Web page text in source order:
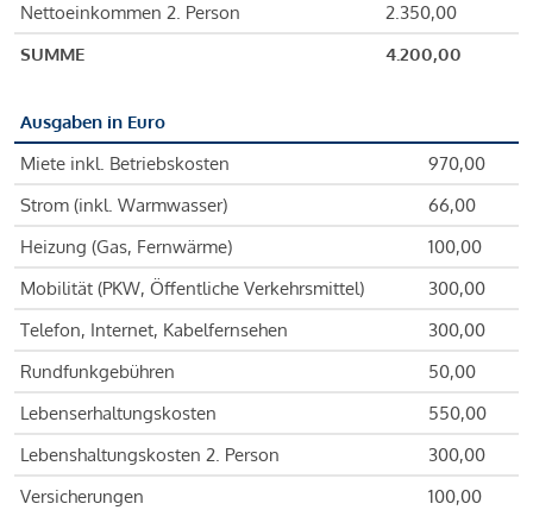
Nettoeinkommen 2. Person
2.350,00
SUMME
4.200,00
Ausgaben in Euro
Miete inkl. Betriebskosten
970,00
Strom (inkl. Warmwasser)
66,00
Heizung (Gas, Fernwärme)
100,00
Mobilität (PKW, Öffentliche Verkehrsmittel)
300,00
Telefon, Internet, Kabelfernsehen
300,00
Rundfunkgebühren
50,00
Lebenserhaltungskosten
550,00
Lebenshaltungskosten 2. Person
300,00
Versicherungen
100,00